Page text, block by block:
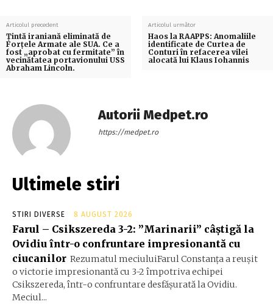
Articolul precedent
Țintă iraniană eliminată de
Forțele Armate ale SUA. Ce a
fost „aprobat cu fermitate” în
vecinătatea portavionului USS
Abraham Lincoln.
Articolul următor
Haos la RAAPPS: Anomaliile
identificate de Curtea de
Conturi în refacerea vilei
alocată lui Klaus Iohannis
Autorii Medpet.ro
https://medpet.ro
Ultimele stiri
STIRI DIVERSE 8 AUGUST 2026
Farul – Csikszereda 3-2: ”Marinarii” câștigă la
Ovidiu într-o confruntare impresionantă cu
ciucanilor Rezumatul meciuluiFarul Constanța a reușit
o victorie impresionantă cu 3-2 împotriva echipei
Csikszereda, într-o confruntare desfășurată la Ovidiu.
Meciul...